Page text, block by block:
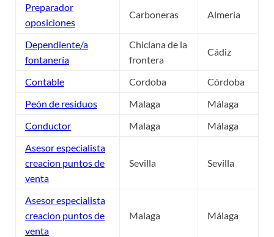
Preparador
oposiciones
Carboneras Almería
Dependiente/a
fontanería
Chiclana de la
frontera
Cádiz
Contable Cordoba
Córdoba
Peón de residuos
Malaga
Málaga
Conductor
Malaga
Málaga
Asesor especialista
creacion puntos de
venta
Sevilla Sevilla
Asesor especialista
creacion puntos de
venta
Malaga Málaga